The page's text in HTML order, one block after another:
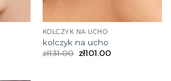
KOLCZYK NA UCHO
kolczyk na ucho
zł131.00 zł101.00